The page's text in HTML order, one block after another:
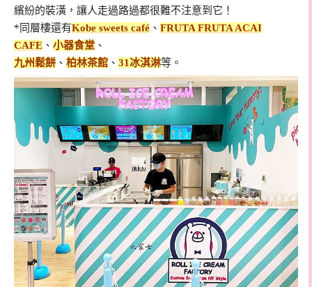
繽紛的裝潢，讓人走過路過都很難不注意到它！
*同層樓還有Kobe sweets café 、 FRUTA FRUTA ACAI
CAFE 、 小器食堂 、
九州鬆餅 、 柏林茶館 、 31冰淇淋等。